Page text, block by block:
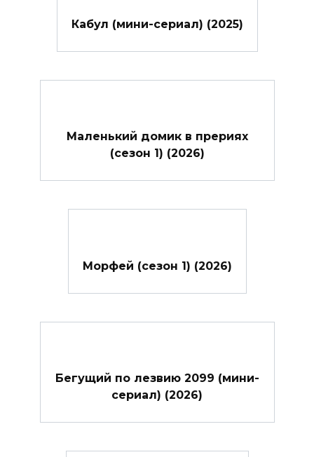
Кабул (мини-сериал) (2025)
Маленький домик в прериях
(сезон 1) (2026)
Морфей (сезон 1) (2026)
Бегущий по лезвию 2099 (мини-
сериал) (2026)